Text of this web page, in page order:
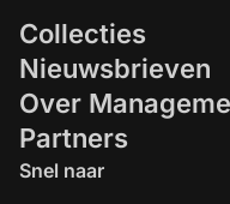
Collecties
Nieuwsbrieven
Over
Partners
Snel naar